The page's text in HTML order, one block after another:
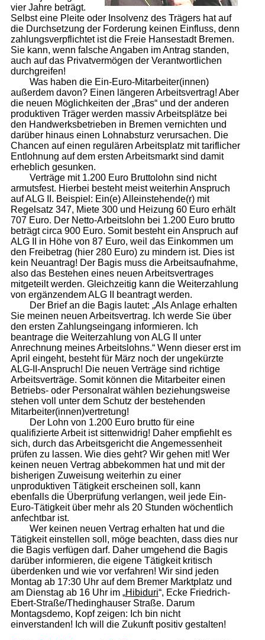
vier Jahre beträgt.
Selbst eine Pleite oder Insolvenz des Trägers hat auf
die Durchsetzung der Forderung keinen Einfluss, denn
zahlungsverpflichtet ist die Freie Hansestadt Bremen.
Sie kann, wenn falsche Angaben im Antrag standen,
auch auf das Privatvermögen der Verantwortlichen
durchgreifen!
Was haben die Ein-Euro-Mitarbeiter(innen)
außerdem davon? Einen längeren Arbeitsvertrag! Aber
die neuen Möglichkeiten der „Bras“ und der anderen
produktiven Träger werden massiv Arbeitsplätze bei
den Handwerksbetrieben in Bremen vernichten und
darüber hinaus einen Lohnabsturz verursachen. Die
Chancen auf einen regulären Arbeitsplatz mit tariflicher
Entlohnung auf dem ersten Arbeitsmarkt sind damit
erheblich gesunken.
Verträge mit 1.200 Euro Bruttolohn sind nicht
armutsfest. Hierbei besteht meist weiterhin Anspruch
auf ALG II. Beispiel: Ein(e) Alleinstehende(r) mit
Regelsatz 347, Miete 300 und Heizung 60 Euro erhält
707 Euro. Der Netto-Arbeitslohn bei 1.200 Euro brutto
beträgt circa 900 Euro. Somit besteht ein Anspruch auf
ALG II in Höhe von 87 Euro, weil das Einkommen um
den Freibetrag (hier 280 Euro) zu mindern ist. Dies ist
kein Neuantrag! Der Bagis muss die Arbeitsaufnahme,
also das Bestehen eines neuen Arbeitsvertrages
mitgeteilt werden. Gleichzeitig kann die Weiterzahlung
von ergänzendem ALG II beantragt werden.
Der Brief an die Bagis lautet: „Als Anlage erhalten
Sie meinen neuen Arbeitsvertrag. Ich werde Sie über
den ersten Zahlungseingang informieren. Ich
beantrage die Weiterzahlung von ALG II unter
Anrechnung meines Arbeitslohns.“ Wenn dieser erst im
April eingeht, besteht für März noch der ungekürzte
ALG-II-Anspruch! Die neuen Verträge sind richtige
Arbeitsverträge. Somit können die Mitarbeiter einen
Betriebs- oder Personalrat wählen beziehungsweise
stehen voll unter dem Schutz der bestehenden
Mitarbeiter(innen)vertretung!
Der Lohn von 1.200 Euro brutto für eine
qualifizierte Arbeit ist sittenwidrig! Daher empfiehlt es
sich, durch das Arbeitsgericht die Angemessenheit
prüfen zu lassen. Wie dies geht? Wir gehen mit! Wer
keinen neuen Vertrag abbekommen hat und mit der
bisherigen Zuweisung weiterhin zu einer
unproduktiven Tätigkeit erscheinen soll, kann
ebenfalls die Überprüfung verlangen, weil jede Ein-
Euro-Tätigkeit über mehr als 20 Stunden wöchentlich
anfechtbar ist.
Wer keinen neuen Vertrag erhalten hat und die
Tätigkeit einstellen soll, möge beachten, dass dies nur
die Bagis verfügen darf. Daher umgehend die Bagis
darüber informieren, die eigene Tätigkeit kritisch
überdenken und wie vor verfahren! Wir sind jeden
Montag ab 17:30 Uhr auf dem Bremer Marktplatz und
am Dienstag ab 16 Uhr im „Hibiduri“, Ecke Friedrich-
Ebert-Straße/Thedinghauser Straße. Darum
Montagsdemo, Kopf zeigen: Ich bin nicht
einverstanden! Ich will die Zukunft positiv gestalten!